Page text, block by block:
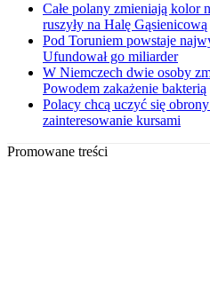
Całe polany zmieniają kolor
ruszyły na Halę Gąsienicową
Pod Toruniem powstaje
Ufundował go miliarder
W Niemczech dwie osoby
Powodem zakażenie bakterią
Polacy chcą uczyć się
zainteresowanie kursami
Promowane treści